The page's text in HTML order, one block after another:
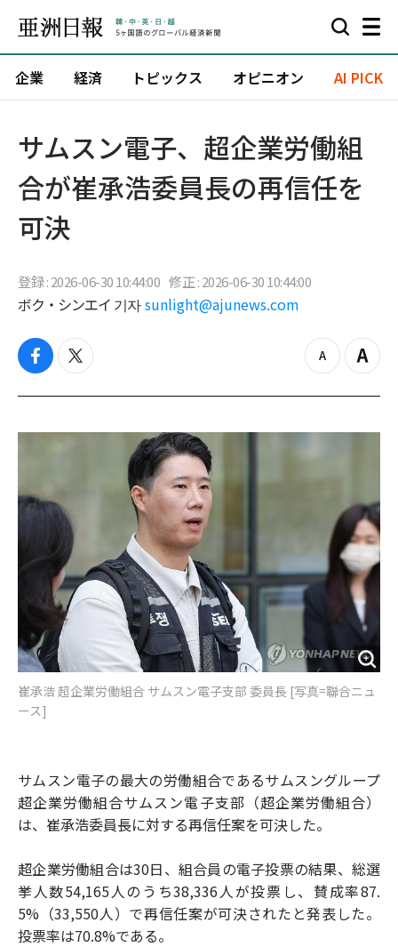
企業 経済 トピックス オピニオン AI PICK
サムスン電子、超企業労働組
合が崔承浩委員長の再信任を
可決
登録 : 2026-06-30 10:44:00 修正 : 2026-06-30 10:44:00
ボク・シンエイ 기자 sunlight@ajunews.com
f
c
b
t
i
t
z
o
o
Z
o
i
崔承浩 超企業労働組合 サムスン電子支部 委員長 [写真=聯合ニュ
ース]
サムスン電子の最大の労働組合であるサムスングループ
超企業労働組合サムスン電子支部（超企業労働組合）
は、崔承浩委員長に対する再信任案を可決した。
超企業労働組合は30日、組合員の電子投票の結果、総選
挙人数54,165人のうち38,336人が投票し、賛成率87.
5%（33,550人）で再信任案が可決されたと発表した。
投票率は70.8%である。